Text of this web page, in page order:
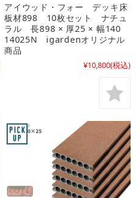
アイウッド・フォー デッキ床
板材898 10枚セット ナチュ
ラル 長898 × 厚25 × 幅140
14025N igardenオリジナル
商品
¥10,800(税込)